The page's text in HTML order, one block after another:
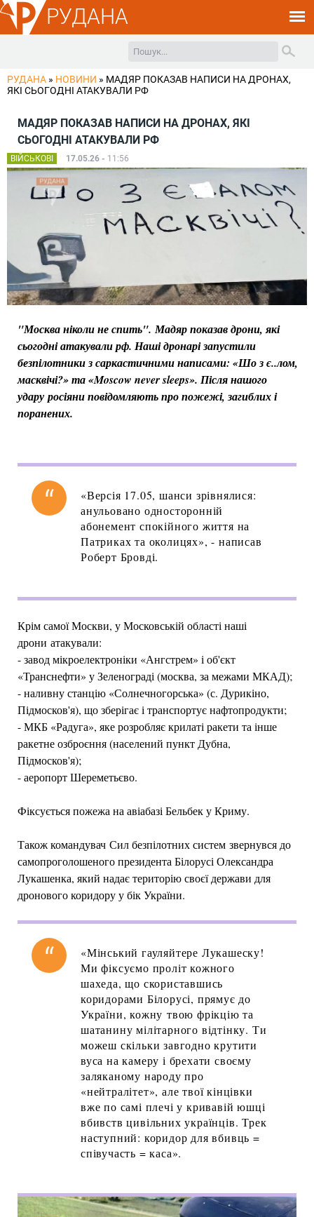
РУДАНА
РУДАНА » НОВИНИ » МАДЯР ПОКАЗАВ НАПИСИ НА ДРОНАХ,
ЯКІ СЬОГОДНІ АТАКУВАЛИ РФ
МАДЯР ПОКАЗАВ НАПИСИ НА ДРОНАХ, ЯКІ
СЬОГОДНІ АТАКУВАЛИ РФ
ВІЙСЬКОВІ 17.05.26 - 11:56
"Москва ніколи не спить". Мадяр показав дрони, які
сьогодні атакували рф. Наші дронарі запустили
безпілотники з саркастичними написами: «Шо з є..лом,
масквічі?» та «Moscow never sleeps». Після нашого
удару росіяни повідомляють про пожежі, загиблих і
поранених.
«Версія 17.05, шанси зрівнялися:
анульовано односторонній
абонемент спокійного життя на
Патриках та околицях», - написав
Роберт Бровді.
Крім самої Москви, уМосковській області наші
дрони атакували:
- завод мікроелектроніки «Ангстрем» і об'єкт
«Транснефти» у Зеленограді (москва, за межами МКАД);
- наливну станцію «Солнечногорська» (с. Дурикіно,
Підмосков'я), що зберігає і транспортує нафтопродукти;
- МКБ «Радуга», яке розробляє крилаті ракети та інше
ракетне озброєння (населений пункт Дубна,
Підмосков'я);
- аеропорт Шереметьєво.
Фіксується пожежа на авіабазі Бельбек у Криму.
Також командувач Сил безпілотних систем звернувся до
самопроголошеного президента Білорусі Олександра
Лукашенка, який надає територію своєї держави для
дронового коридору у бік України.
«Мінський гауляйтере Лукашеску!
Ми фіксуємо проліт кожного
шахеда, що скориставшись
коридорами Білорусі, прямує до
України, кожну твою фрікцію та
шатанину мілітарного відтінку. Ти
можеш скільки завгодно крутити
вуса на камеру і брехати своєму
заляканому народу про
«нейтралітет», але твої кінцівки
вже по самі плечі у кривавій юшці
вбивств цивільних українців. Трек
наступний: коридор для вбивць =
співучасть = каса».